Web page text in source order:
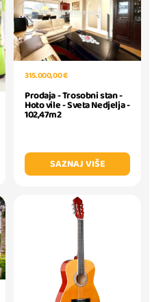
315.000,00 €
Prodaja - Trosobni stan -
Hoto vile - Sveta Nedjelja -
102,47m2
SAZNAJ VIŠE